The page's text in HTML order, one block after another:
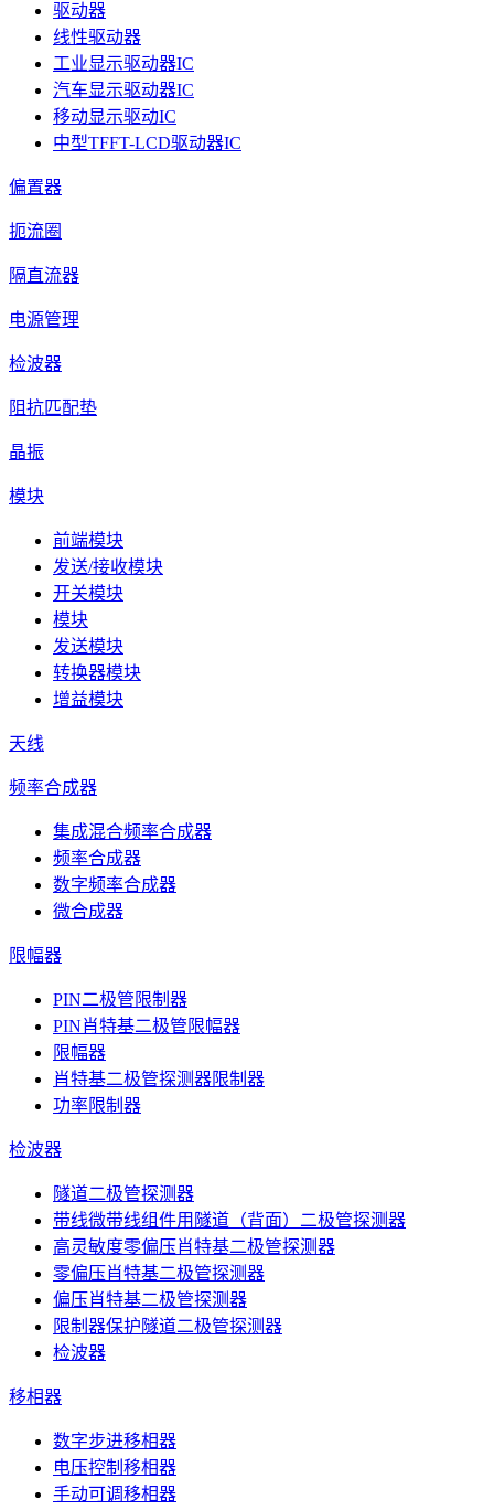
驱动器
线性驱动器
工业显示驱动器IC
汽车显示驱动器IC
移动显示驱动IC
中型TFFT-LCD驱动器IC
偏置器
扼流圈
隔直流器
电源管理
检波器
阻抗匹配垫
晶振
模块
前端模块
发送/接收模块
开关模块
模块
发送模块
转换器模块
增益模块
天线
频率合成器
集成混合频率合成器
频率合成器
数字频率合成器
微合成器
限幅器
PIN二极管限制器
PIN肖特基二极管限幅器
限幅器
肖特基二极管探测器限制器
功率限制器
检波器
隧道二极管探测器
带线微带线组件用隧道（背面）二极管探测器
高灵敏度零偏压肖特基二极管探测器
零偏压肖特基二极管探测器
偏压肖特基二极管探测器
限制器保护隧道二极管探测器
检波器
移相器
数字步进移相器
电压控制移相器
手动可调移相器